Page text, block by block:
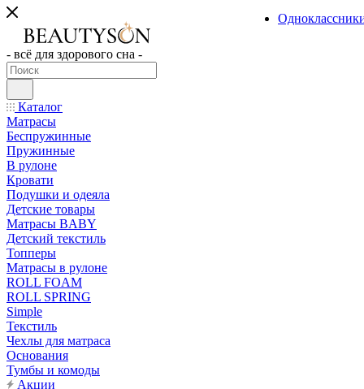
- всё для здорового сна -
Каталог
Матрасы
Беспружинные
Пружинные
В рулоне
Кровати
Подушки и одеяла
Детские товары
Матрасы BABY
Детский текстиль
Топперы
Матрасы в рулоне
ROLL FOAM
ROLL SPRING
Simple
Текстиль
Чехлы для матраса
Основания
Тумбы и комоды
Акции